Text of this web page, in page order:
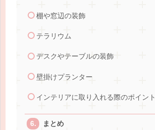
棚や窓辺の装飾
テラリウム
デスクやテーブルの装飾
壁掛けプランター
インテリアに取り入れる際のポイント
まとめ